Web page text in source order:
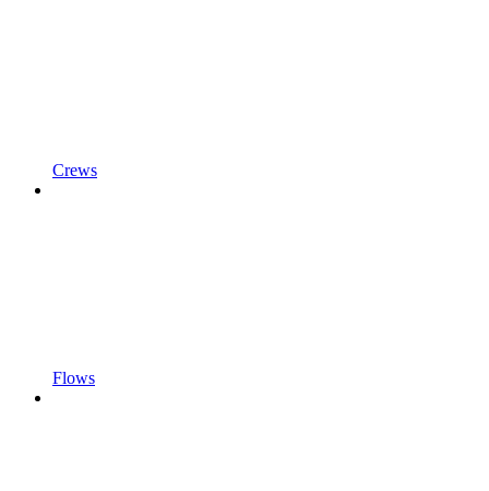
Crews
Flows